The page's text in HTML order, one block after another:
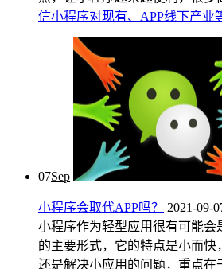
信小程序对现有、 APP线下产业
07Sep
小程序会取代APP吗？ 2021-09-
小程序作为轻型应用很有可能会
的主要形式，它的特点是小而快
还是解决小应用的问题，重点在